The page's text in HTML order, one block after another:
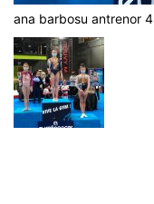
ana barbosu antrenor 4